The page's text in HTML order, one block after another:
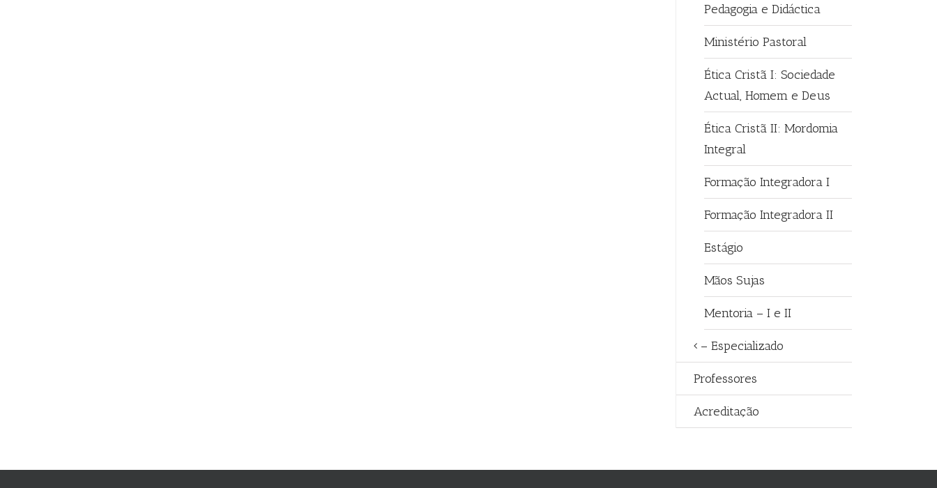
Pedagogia e Didáctica
Ministério Pastoral
Ética Cristã I: Sociedade
Actual, Homem e Deus
Ética Cristã II: Mordomia
Integral
Formação Integradora I
Formação Integradora II
Estágio
Mãos Sujas
Mentoria – I e II
– Especializado
Professores
Acreditação